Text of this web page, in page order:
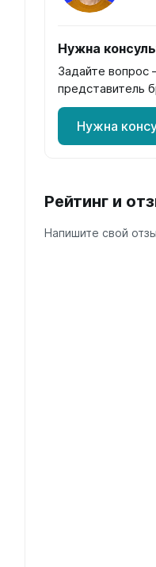
Нужна
Задайте вопрос
представитель
Нужна
Рейтинг и
Напишите свой